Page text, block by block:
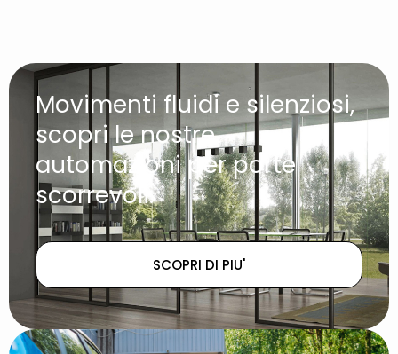
Movimenti fluidi e silenziosi,
scopri le nostre
automazioni per porte
scorrevoli.
SCOPRI DI PIU'